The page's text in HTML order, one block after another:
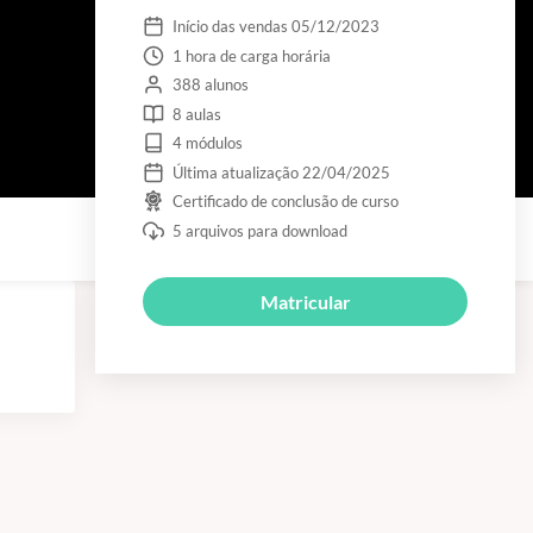
Início das vendas 05/12/2023
1 hora de carga horária
388 alunos
8 aulas
4 módulos
Última atualização 22/04/2025
Certificado de conclusão de curso
5 arquivos para download
Matricular